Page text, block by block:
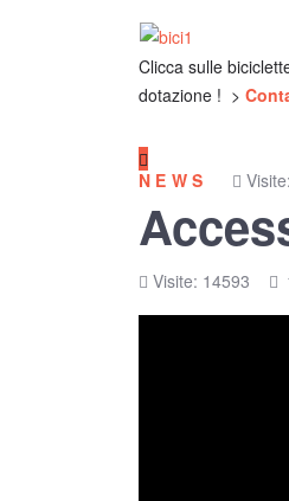
Clicca sulle
dotazione ! >
NEWS
Visite: 14593